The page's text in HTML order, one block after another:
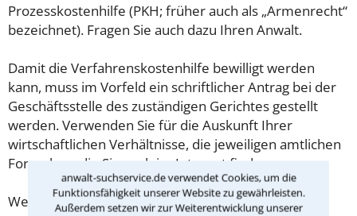
anwalt-suchservice.de verwendet Cookies, um die
Funktionsfähigkeit unserer Website zu gewährleisten.
Außerdem setzen wir zur Weiterentwicklung unserer
Prozesskostenhilfe (PKH; früher auch als „Armenrecht“
bezeichnet). Fragen Sie auch dazu Ihren Anwalt.
Damit die Verfahrenskostenhilfe bewilligt werden
kann, muss im Vorfeld ein schriftlicher Antrag bei der
Geschäftsstelle des zuständigen Gerichtes gestellt
werden. Verwenden Sie für die Auskunft Ihrer
wirtschaftlichen Verhältnisse, die jeweiligen amtlichen
Formulare, die Sie auch im Internet finden.
Weitere Fragen zur Prozesskostenhilfe können Sie